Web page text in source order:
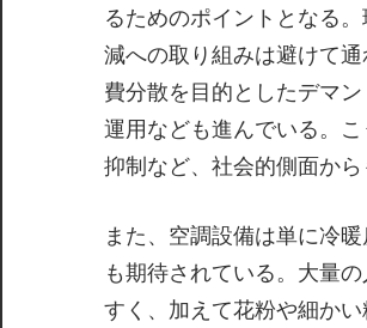
るためのポイントとなる
減への取り組みは避けて
費分散を目的としたデマ
運用なども進んでいる。
抑制など、社会的側面から
また、空調設備は単に冷
も期待されている。大量
すく、加えて花粉や細か